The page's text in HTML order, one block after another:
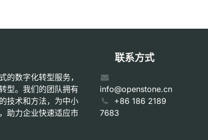
的数字化转型服务，
型。我们的团队拥有
技术和方法，为中小
助力企业快速适应市
联系方式
info@openstone.cn
+86 186 2189
7683